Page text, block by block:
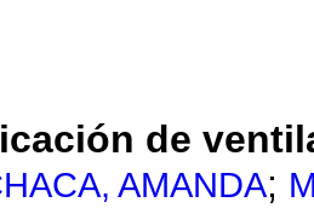
de
AMANDA;